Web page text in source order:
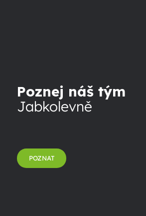
Poznej náš tým
Jabkolevně
POZNAT